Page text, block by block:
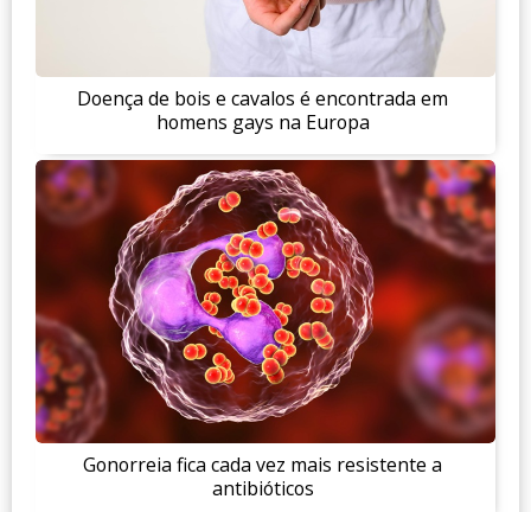
Doença de bois e cavalos é encontrada em
homens gays na Europa
Gonorreia fica cada vez mais resistente a
antibióticos